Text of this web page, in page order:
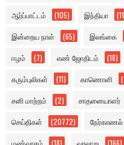
ஆர்ப்பாட்டம் (105) இந்தியா
இன்றைய நாள் (65) இலங்கை
ஈழம் (7) எண் ஜோதிடம் (18)
கரும்புலிகள் (11) காணொளி
சனி மாற்றம் (2) சாதனையாளர்
செய்திகள் (20772) நேர்காணல்